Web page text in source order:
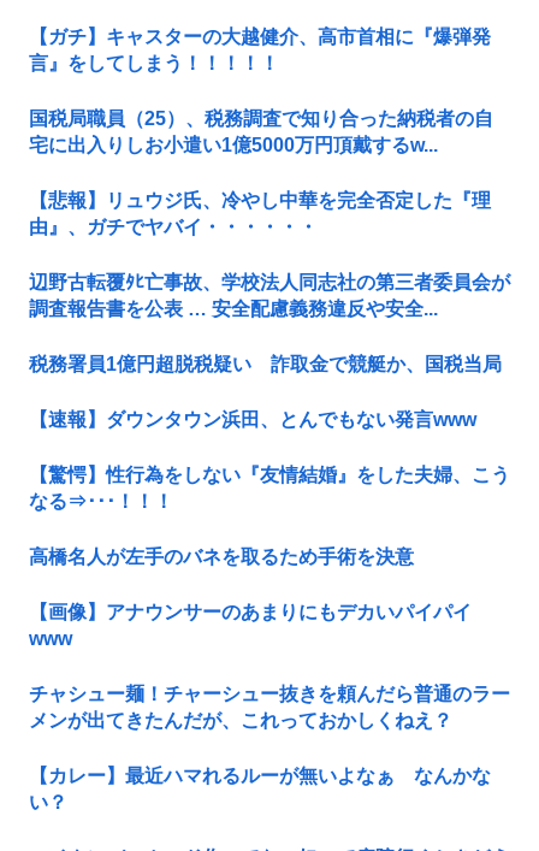
【ガチ】キャスターの大越健介、高市首相に『爆弾発
言』をしてしまう！！！！！
国税局職員（25）、税務調査で知り合った納税者の自
宅に出入りしお小遣い1億5000万円頂戴するw...
【悲報】リュウジ氏、冷やし中華を完全否定した『理
由』、ガチでヤバイ・・・・・・
辺野古転覆ﾀﾋ亡事故、学校法人同志社の第三者委員会が
調査報告書を公表 … 安全配慮義務違反や安全...
税務署員1億円超脱税疑い 詐取金で競艇か、国税当局
【速報】ダウンタウン浜田、とんでもない発言www
【驚愕】性行為をしない『友情結婚』をした夫婦、こう
なる⇒･･･！！！
高橋名人が左手のバネを取るため手術を決意
【画像】アナウンサーのあまりにもデカいパイパイ
www
チャシュー麺！チャーシュー抜きを頼んだら普通のラー
メンが出てきたんだが、これっておかしくねえ？
【カレー】最近ハマれるルーが無いよなぁ なんかな
い？